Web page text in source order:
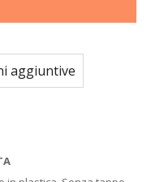
aggiuntive